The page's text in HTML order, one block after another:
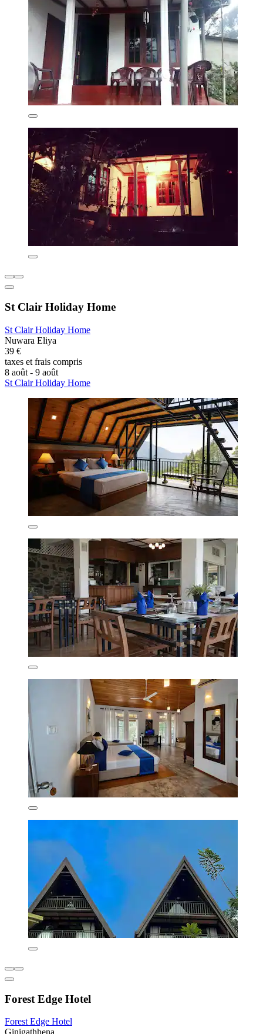
St Clair Holiday Home
St Clair Holiday Home
Nuwara Eliya
39 €
taxes et frais compris
8 août - 9 août
St Clair Holiday Home
Forest Edge Hotel
Forest Edge Hotel